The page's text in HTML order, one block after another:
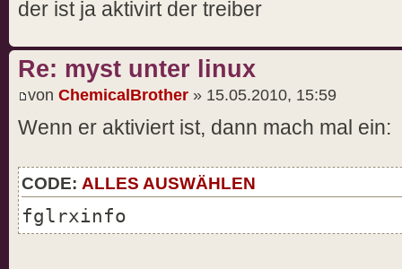
der ist ja aktivirt der treiber
Re: myst unter linux
von ChemicalBrother » 15.05.2010, 15:59
Wenn er aktiviert ist, dann mach mal ein:
CODE: ALLES AUSWÄHLEN
fglrxinfo